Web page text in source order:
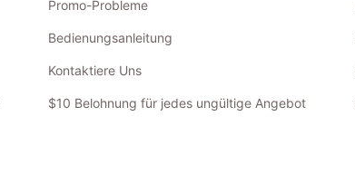
Promo-Probleme
Bedienungsanleitung
Kontaktiere Uns
$10 Belohnung für jedes ungültige Angebot